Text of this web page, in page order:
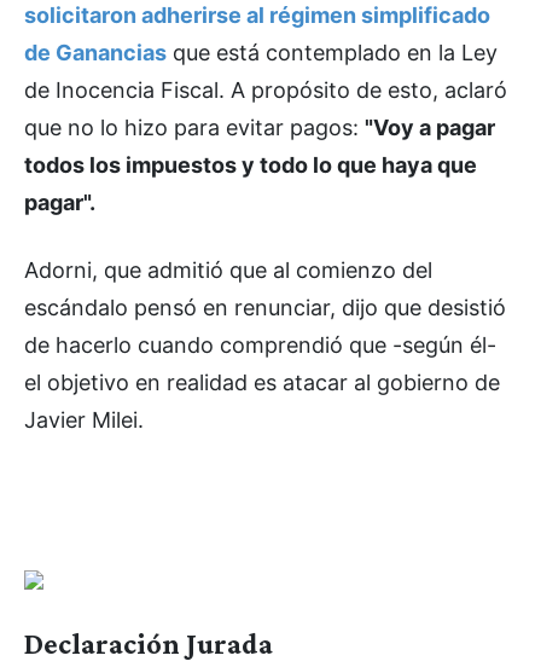
solicitaron adherirse al régimen simplificado
de Ganancias que está contemplado en la Ley
de Inocencia Fiscal. A propósito de esto, aclaró
que no lo hizo para evitar pagos: "Voy a pagar
todos los impuestos y todo lo que haya que
pagar".
Adorni, que admitió que al comienzo del
escándalo pensó en renunciar, dijo que desistió
de hacerlo cuando comprendió que -según él-
el objetivo en realidad es atacar al gobierno de
Javier Milei.
Declaración Jurada